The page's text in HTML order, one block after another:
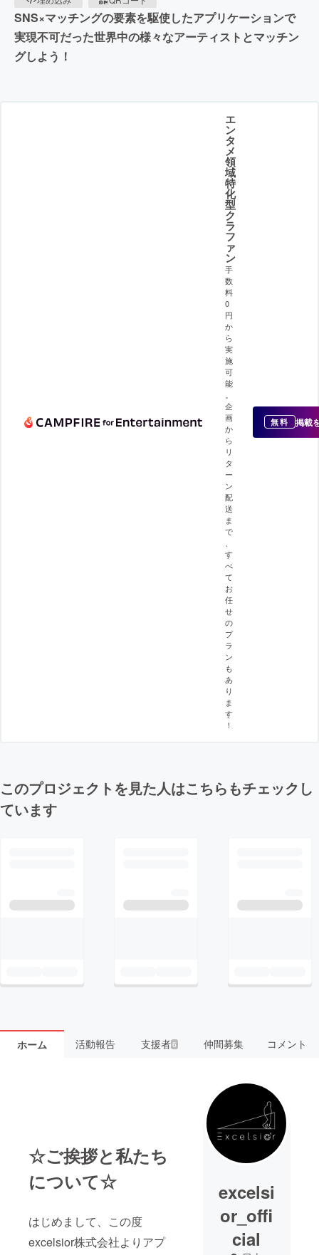
SNS×マッチングの要素を駆使したアプリケーションで
実現不可だった世界中の様々なアーティストとマッチン
グしよう！
エ
ン
タ
メ
領
域
特
化
型
ク
ラ
フ
ァ
ン
手
数
料
0
円
か
ら
実
施
可
能
企
画
か
ら
リ
タ
ー
ン
配
送
ま
で
す
べ
て
お
任
せ
の
プ
ラ
ン
も
あ
り
ま
す
！
無料 掲載
このプロジェクトを見た人はこちらもチェックし
ています
ホーム 活動報告 支援者6 仲間募集 コメント
☆ご挨拶と私たち
について☆
はじめまして、この度
excelsior株式会社よりアプ
excelsi
or_offi
cial